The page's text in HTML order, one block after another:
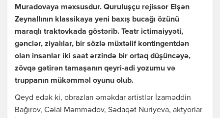
Muradovaya məxsusdur. Quruluşçu rejissor Elşən
Zeynallının klassikaya yeni baxış bucağı özünü
maraqlı traktovkada göstərib. Teatr ictimaiyyəti,
gənclər, ziyalılar, bir sözlə müxtəlif kontingentdən
olan insanlar iki saat ərzində bir ortaq düşüncəyə,
zövqə gətirən tamaşanın qeyri-adi yozumu və
truppanın mükəmməl oyunu olub.
Qeyd edək ki, obrazları əməkdar artistlər İzaməddin
Bağırov, Cəlal Məmmədov, Sədaqət Nuriyeva, aktyorlar